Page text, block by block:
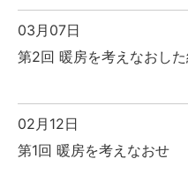
03月07日
第2回 暖房を考えなおし
02月12日
第1回 暖房を考えなおせ